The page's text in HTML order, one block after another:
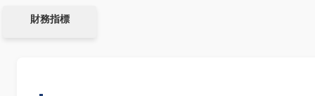
財務指標